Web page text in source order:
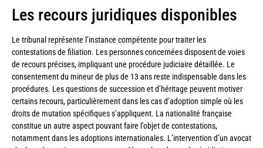
Les recours juridiques disponibles
Le tribunal représente l’instance compétente pour traiter les
contestations de filiation. Les personnes concernées disposent de voies
de recours précises, impliquant une procédure judiciaire détaillée. Le
consentement du mineur de plus de 13 ans reste indispensable dans les
procédures. Les questions de succession et d’héritage peuvent motiver
certains recours, particulièrement dans les cas d’adoption simple où les
droits de mutation spécifiques s’appliquent. La nationalité française
constitue un autre aspect pouvant faire l’objet de contestations,
notamment dans les adoptions internationales. L’intervention d’un avocat